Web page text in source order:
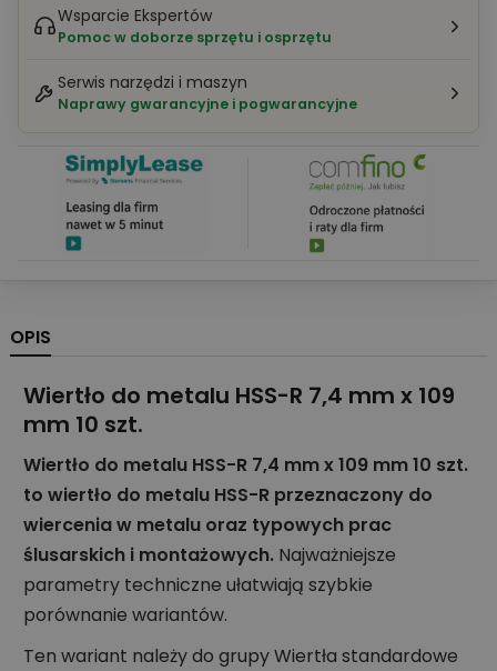
Wsparcie Ekspertów
Pomoc w doborze sprzętu i osprzętu
Serwis narzędzi i maszyn
Naprawy gwarancyjne i pogwarancyjne
OPIS
Wiertło do metalu HSS-R 7,4 mm x 109
mm 10 szt.
Wiertło do metalu HSS-R 7,4 mm x 109 mm 10 szt.
to wiertło do metalu HSS-R przeznaczony do
wiercenia w metalu oraz typowych prac
ślusarskich i montażowych. Najważniejsze
parametry techniczne ułatwiają szybkie
porównanie wariantów.
Ten wariant należy do grupy Wiertła standardowe